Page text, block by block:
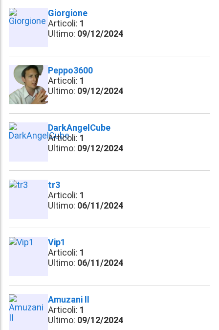
Giorgione
Articoli: 1
Ultimo: 09/12/2024
Peppo3600
Articoli: 1
Ultimo: 09/12/2024
DarkAngelCube
Articoli: 1
Ultimo: 09/12/2024
tr3
Articoli: 1
Ultimo: 06/11/2024
Vip1
Articoli: 1
Ultimo: 06/11/2024
Amuzani II
Articoli: 1
Ultimo: 09/12/2024